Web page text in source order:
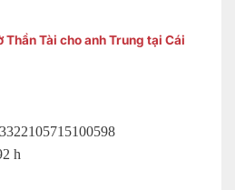
Thần Tài cho anh Trung tại Cái